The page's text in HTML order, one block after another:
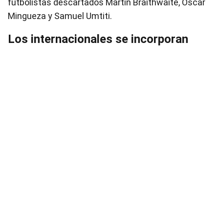
futbolistas descartados Martin Braithwaite, Óscar
Mingueza y Samuel Umtiti.
Los internacionales se incorporan